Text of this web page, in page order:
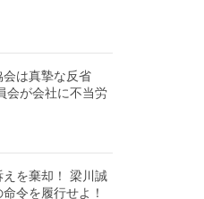
は真摯な反省
会が会社に不当労
を棄却！ 梁川誠
令を履行せよ！